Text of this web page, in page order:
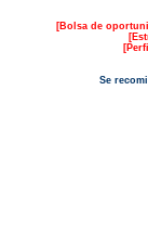
[Bolsa de
[
[
Se